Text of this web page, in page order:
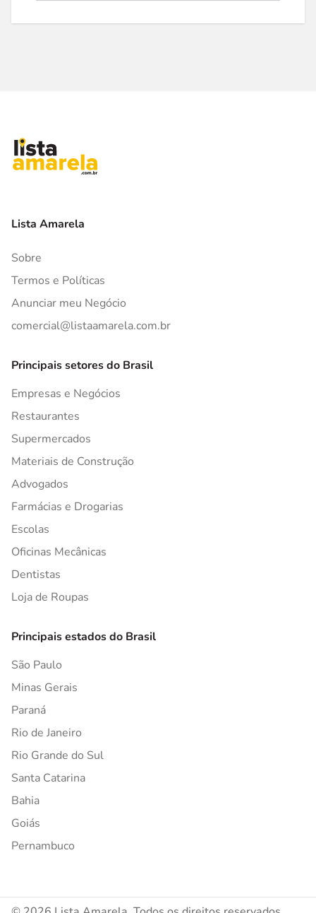
Lista Amarela
Sobre
Termos e Políticas
Anunciar meu Negócio
comercial@listaamarela.com.br
Principais setores do Brasil
Empresas e Negócios
Restaurantes
Supermercados
Materiais de Construção
Advogados
Farmácias e Drogarias
Escolas
Oficinas Mecânicas
Dentistas
Loja de Roupas
Principais estados do Brasil
São Paulo
Minas Gerais
Paraná
Rio de Janeiro
Rio Grande do Sul
Santa Catarina
Bahia
Goiás
Pernambuco